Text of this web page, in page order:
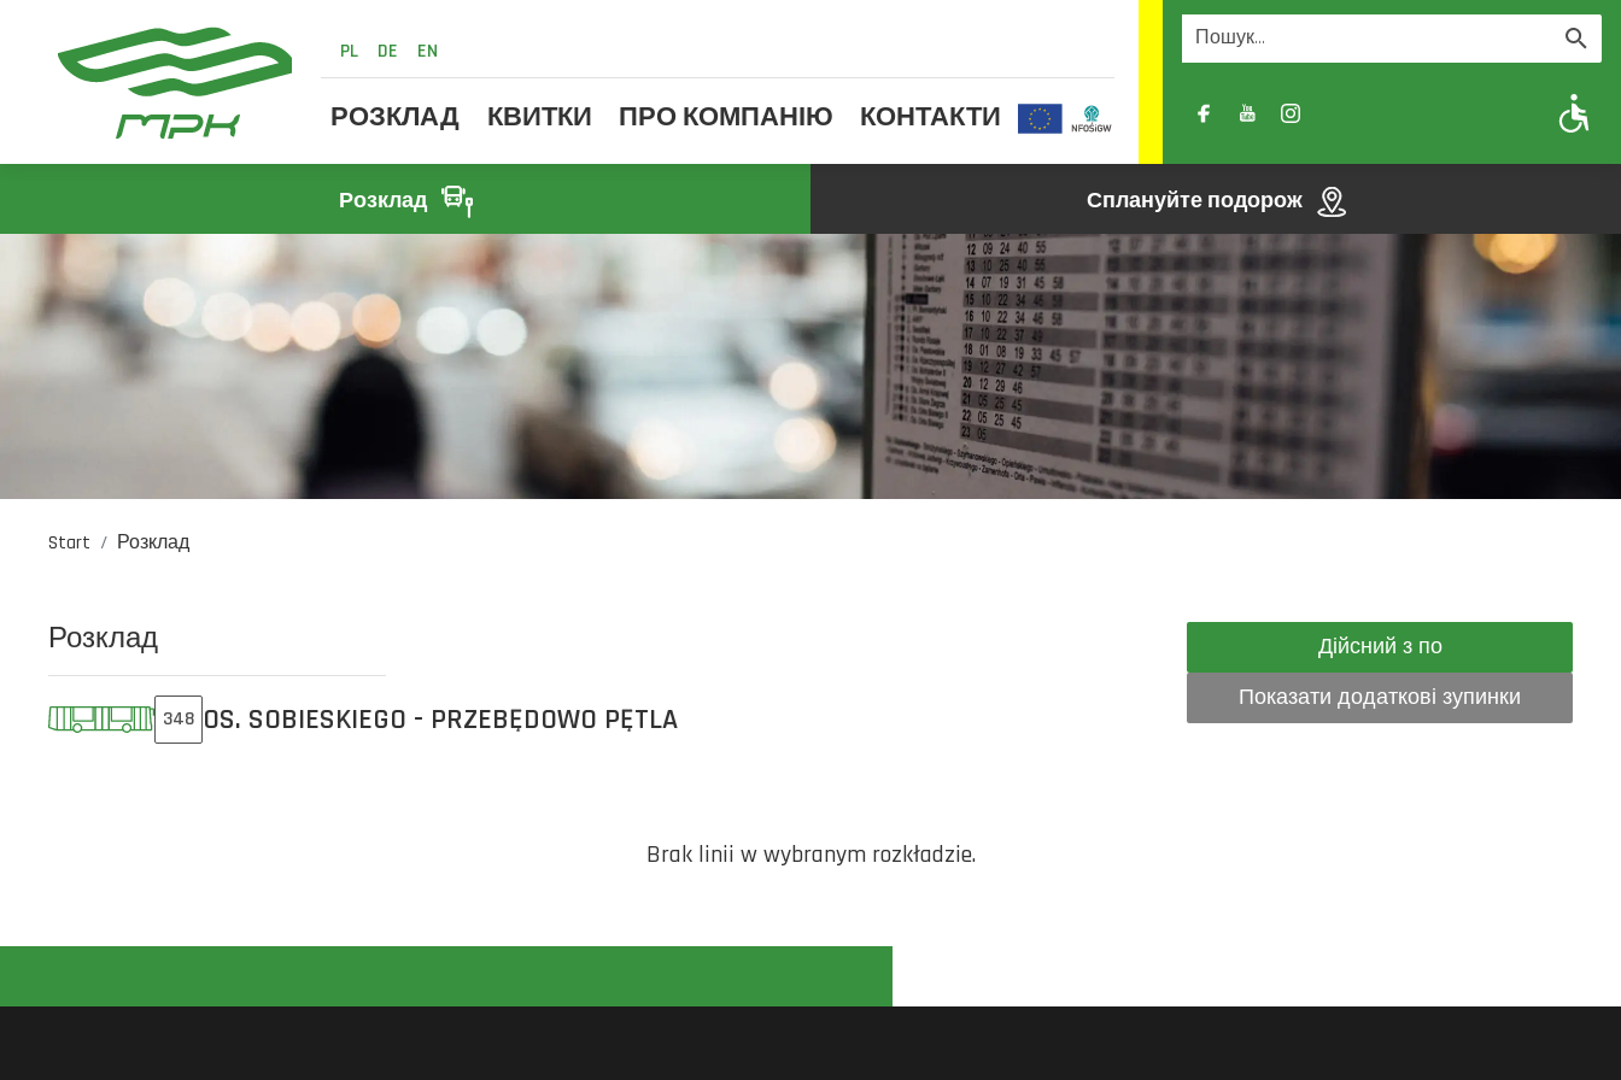
PL DE EN
РОЗКЛАД КВИТКИ ПРО КОМПАНІЮ КОНТАКТИ A- A A+
Розклад Сплануйте подорож
Start Розклад
Розклад
348 OS. SOBIESKIEGO - PRZEBĘDOWO PĘTLA
Дійсний з по
Показати додаткові зупинки
Brak linii w wybranym rozkładzie.